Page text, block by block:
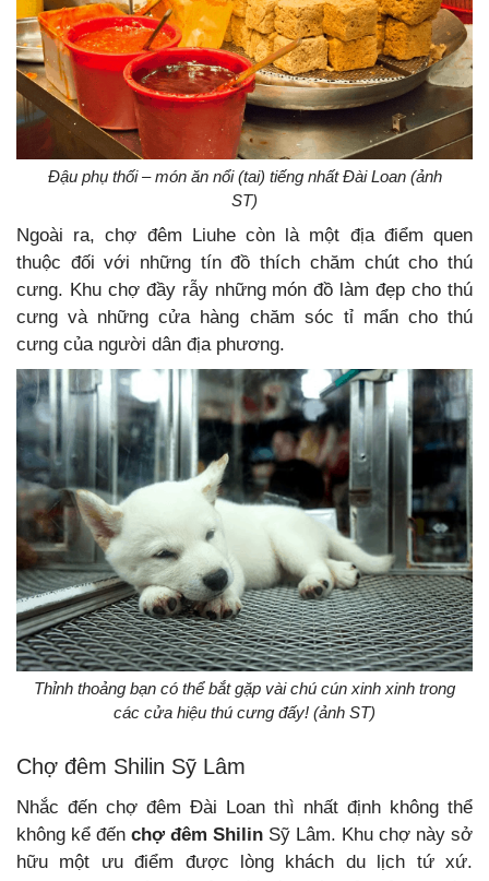
Đậu phụ thối – món ăn nổi (tai) tiếng nhất Đài Loan (ảnh
ST)
Ngoài ra, chợ đêm Liuhe còn là một địa điểm quen
thuộc đối với những tín đồ thích chăm chút cho thú
cưng. Khu chợ đầy rẫy những món đồ làm đẹp cho thú
cưng và những cửa hàng chăm sóc tỉ mẩn cho thú
cưng của người dân địa phương.
Thỉnh thoảng bạn có thể bắt gặp vài chú cún xinh xinh trong
các cửa hiệu thú cưng đấy! (ảnh ST)
Chợ đêm Shilin Sỹ Lâm
Nhắc đến chợ đêm Đài Loan thì nhất định không thể
không kể đến chợ đêm Shilin Sỹ Lâm. Khu chợ này sở
hữu một ưu điểm được lòng khách du lịch tứ xứ.